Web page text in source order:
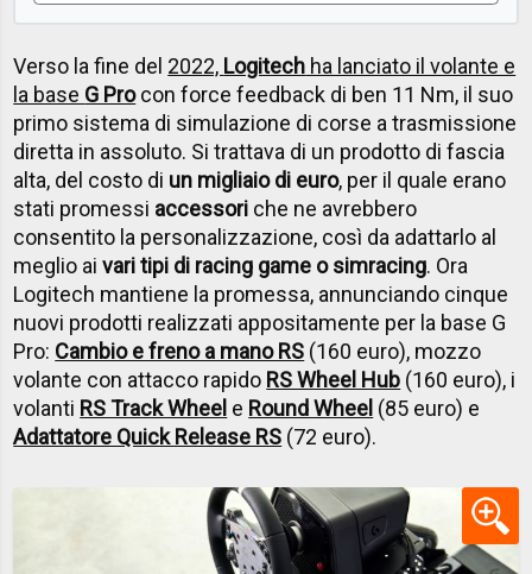
Verso la fine del 2022, Logitech ha lanciato il volante e
la base G Procon force feedback di ben 11 Nm, il suo
primo sistema di simulazione di corse a trasmissione
diretta in assoluto. Si trattava di un prodotto di fascia
alta, del costo di un migliaio di euro, per il quale erano
stati promessi accessori che ne avrebbero
consentito la personalizzazione, così da adattarlo al
meglio aivari tipi di racing game o simracing. Ora
Logitech mantiene la promessa, annunciando cinque
nuovi prodotti realizzati appositamente per la base G
Pro: Cambio e freno a mano RS (160 euro), mozzo
volante con attacco rapido RS Wheel Hub (160 euro), i
volanti RS Track Wheel e Round Wheel (85 euro) e
Adattatore Quick Release RS (72 euro).